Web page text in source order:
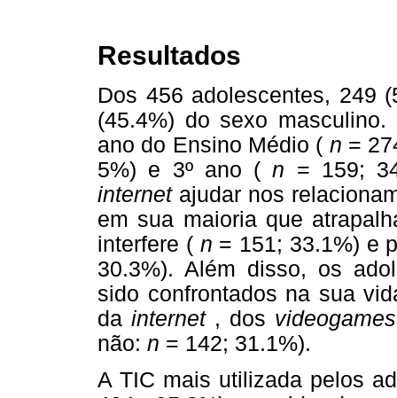
Resultados
Dos 456 adolescentes, 249
(45.4%) do sexo
ano do Ensino Médio ( n =
5%) e 3º ano ( n = 159;
internetajudar nos
em sua maioria que
interfere (n = 151; 33.1%) e
30.3%). Além disso, os
sido confrontados na sua
dainternet, dos videogames
não: n = 142; 31.1%).
A TIC mais utilizada pelos